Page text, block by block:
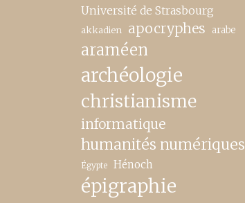
Université de Strasbourg
akkadien apocryphes arabe
araméen
archéologie
christianisme
informatique
humanités numériques
Égypte Hénoch
épigraphie